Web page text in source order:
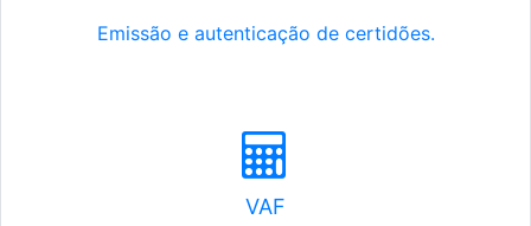
Emissão e autenticação de certidões.
VAF